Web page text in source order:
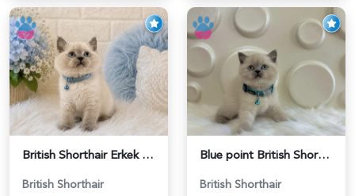
British Shorthair Erkek Bluepoint 2 Aylık - 4448
British Shorthair
Blue point British Shorthair Kedim 2 Aylık - 4132
British Shorthair